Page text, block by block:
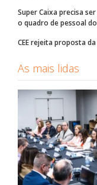
Super Caixa precisa
o quadro de pessoal
CEE rejeita proposta
As mais lidas